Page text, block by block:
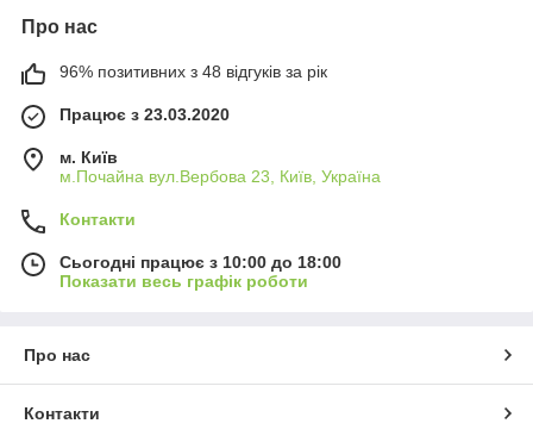
Про нас
96% позитивних з 48 відгуків за рік
Працює з 23.03.2020
м. Київ
м.Почайна вул.Вербова 23, Київ, Україна
Контакти
Сьогодні працює з 10:00 до 18:00
Показати весь графік роботи
Про нас
Контакти